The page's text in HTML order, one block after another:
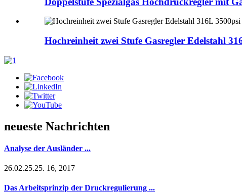
Hochreinheit zwei Stufe Gasregler Edelstahl
neueste Nachrichten
Analyse der Ausländer ...
26.02.25.25. 16, 2017
Das Arbeitsprinzip der Druckregulierung ...